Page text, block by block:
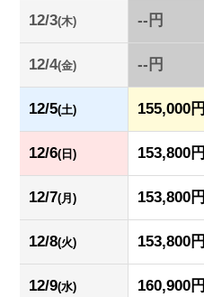
12/3(木) --円
12/4(金) --円
12/5(土) 155,000円
12/6(日) 153,800円
12/7(月) 153,800円
12/8(火) 153,800円
12/9(水) 160,900円